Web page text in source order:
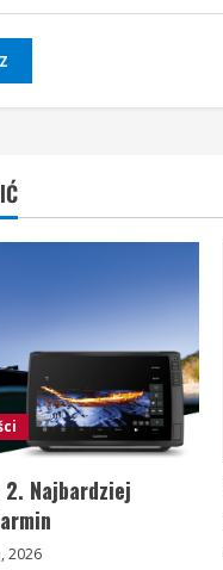
2. Najbardziej
2026